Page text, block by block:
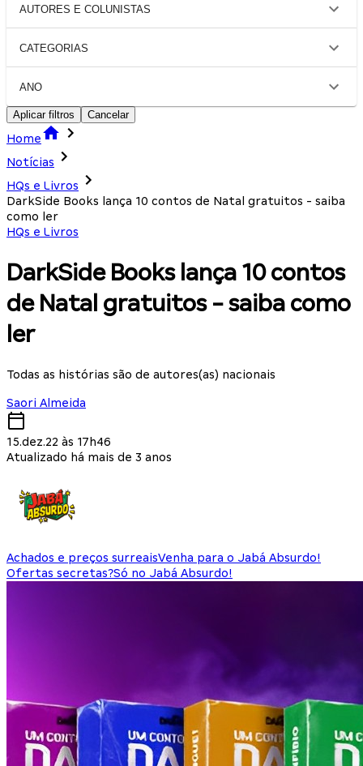
AUTORES E COLUNISTAS
CATEGORIAS
ANO
Aplicar filtros Cancelar
Home
Notícias
HQs e Livros
DarkSide Books lança 10 contos de Natal gratuitos - saiba
como ler
HQs e Livros
DarkSide Books lança 10 contos
de Natal gratuitos - saiba como
ler
Todas as histórias são de autores(as) nacionais
Saori Almeida
15.dez.22 às 17h46
Atualizado há mais de 3 anos
Achados e preços surreaisVenha para o Jabá Absurdo!
Ofertas secretas?Só no Jabá Absurdo!